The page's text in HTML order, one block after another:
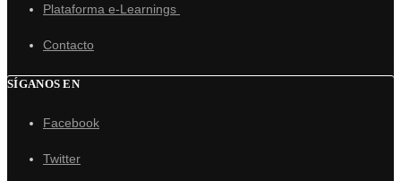
Plataforma e-Learnings
Contacto
SÍGANOS EN
Facebook
Twitter